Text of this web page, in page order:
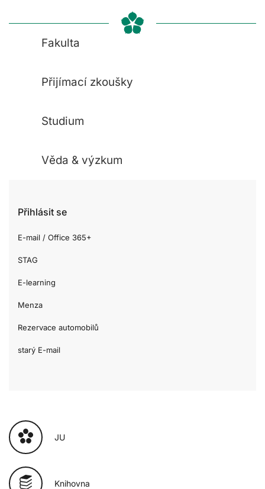
Fakulta
Přijímací zkoušky
Studium
Věda & výzkum
Přihlásit se
E-mail / Office 365+
STAG
E-learning
Menza
Rezervace automobilů
starý E-mail
JU
Knihovna